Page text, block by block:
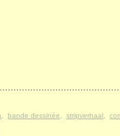
bande dessinée stripverhaal